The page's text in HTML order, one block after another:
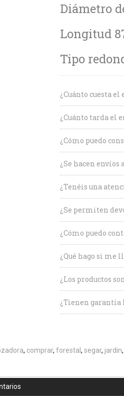
Diámetro
Longitud
Tipo
¿Cuánto cuesta el
¿Cuánto tarda el
¿Cómo puedo
¿Se hacen
¿Tenéis una
¿Se permiten
¿Cómo puedo
¿Qué hago si me
¿Los productos
¿Tienen garantía
comprar forestal segar jardin